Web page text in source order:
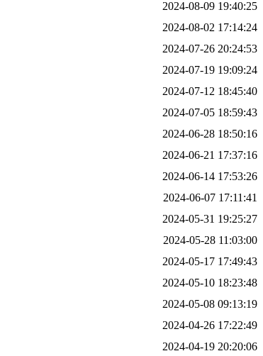
2024-08-09 19:40:25
2024-08-02 17:14:24
2024-07-26 20:24:53
2024-07-19 19:09:24
2024-07-12 18:45:40
2024-07-05 18:59:43
2024-06-28 18:50:16
2024-06-21 17:37:16
2024-06-14 17:53:26
2024-06-07 17:11:41
2024-05-31 19:25:27
2024-05-28 11:03:00
2024-05-17 17:49:43
2024-05-10 18:23:48
2024-05-08 09:13:19
2024-04-26 17:22:49
2024-04-19 20:20:06